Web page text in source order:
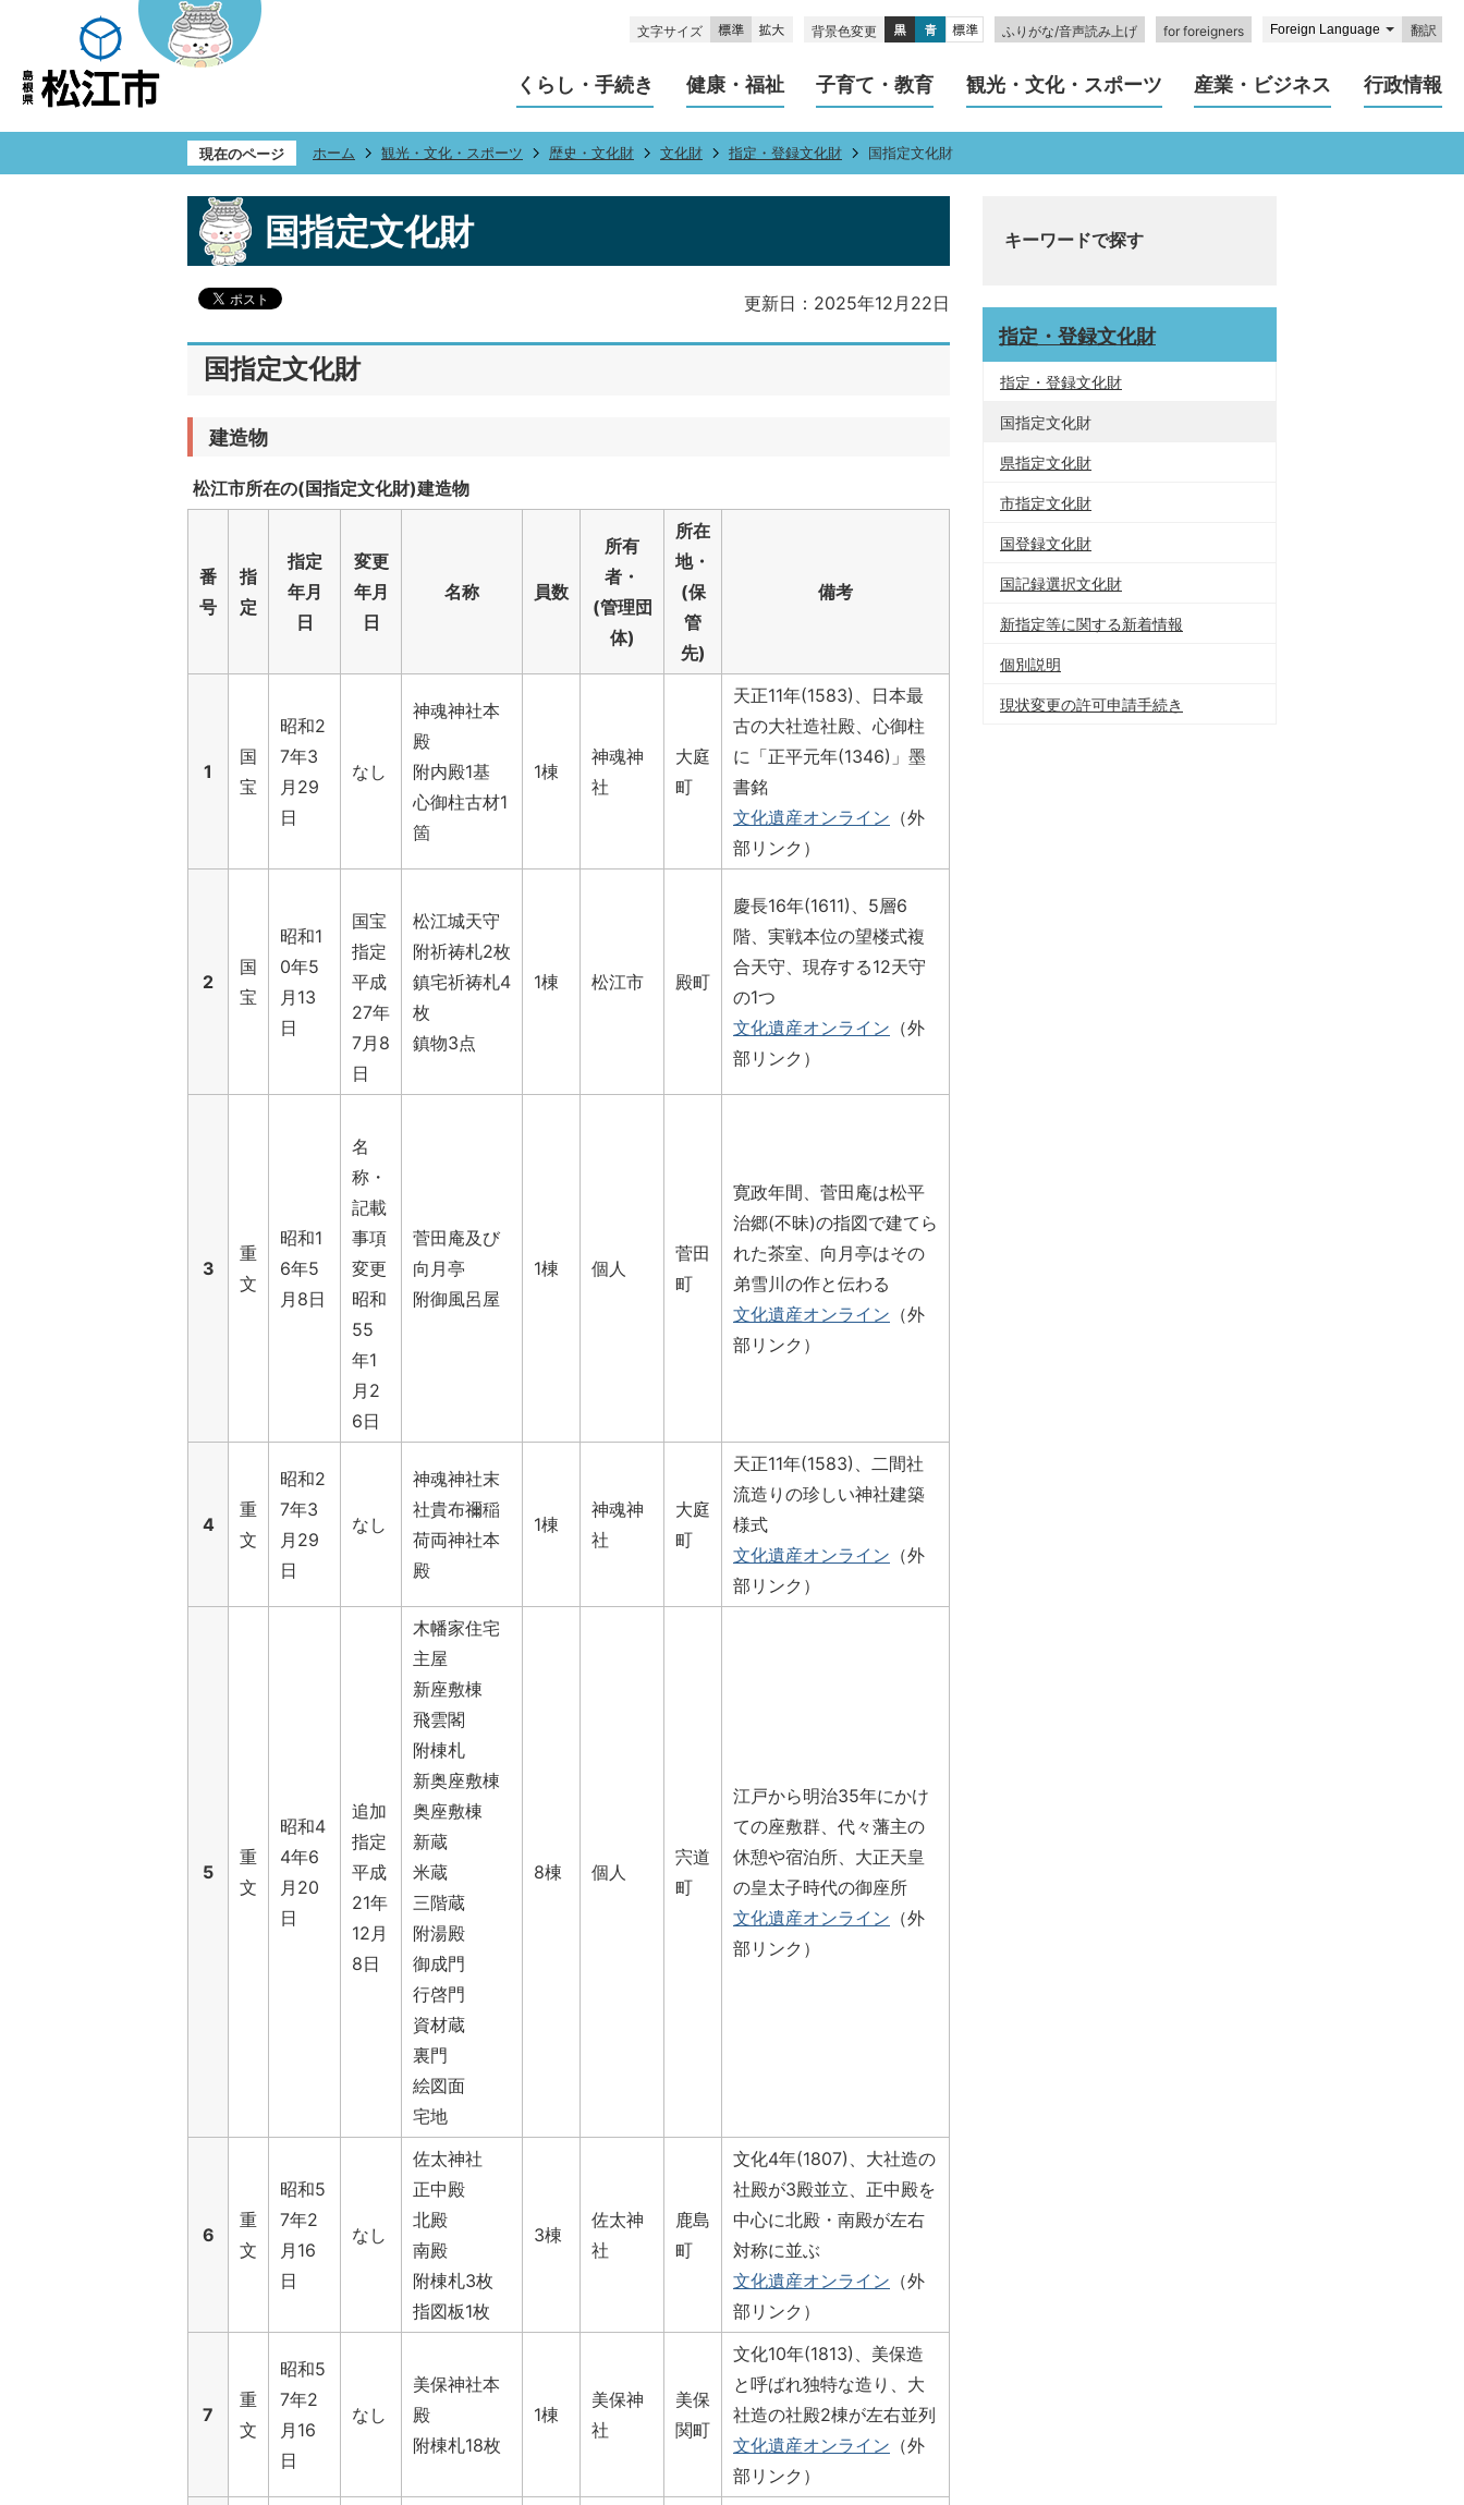
文字サイズ 背景色変更 ふりがな/音声読み上げ for foreigners 翻訳
くらし・手続き 健康・福祉 子育て・教育 観光・文化・スポーツ 産業・ビジネス 行政情報
現在のページ ホーム 観光・文化・スポーツ 歴史・文化財 文化財 指定・登録文化財 国指定文化財
国指定文化財
更新日：2025年12月22日
国指定文化財
建造物
松江市所在の(国指定文化財)建造物
番
号
指
定
指定
年月
日
変更
年月
日
名称 員数
所有
者・
(管理団
体)
所在
地・
(保
管
先)
備考
1
国
宝
昭和2
7年3
月29
日
なし
神魂神社本
殿
附内殿1基
心御柱古材1
箇
1棟
神魂神
社
大庭
町
天正11年(1583)、日本最
古の大社造社殿、心御柱
に「正平元年(1346)」墨
書銘
文化遺産オンライン （外
部リンク）
2
国
宝
昭和1
0年5
月13
日
国宝
指定
平成
27年
7月8
日
松江城天守
附祈祷札2枚
鎮宅祈祷札4
枚
鎮物3点
1棟 松江市 殿町
慶長16年(1611)、5層6
階、実戦本位の望楼式複
合天守、現存する12天守
の1つ
文化遺産オンライン （外
部リンク）
3
重
文
昭和1
6年5
月8日
名
称・
記載
事項
変更
昭和
55
年1
月2
6日
菅田庵及び
向月亭
附御風呂屋
1棟 個人
菅田
町
寛政年間、菅田庵は松平
治郷(不昧)の指図で建てら
れた茶室、向月亭はその
弟雪川の作と伝わる
文化遺産オンライン （外
部リンク）
4
重
文
昭和2
7年3
月29
日
なし
神魂神社末
社貴布禰稲
荷両神社本
殿
1棟
神魂神
社
大庭
町
天正11年(1583)、二間社
流造りの珍しい神社建築
様式
文化遺産オンライン （外
部リンク）
5
重
文
昭和4
4年6
月20
日
追加
指定
平成
21年
12月
8日
木幡家住宅
主屋
新座敷棟
飛雲閣
附棟札
新奥座敷棟
奥座敷棟
新蔵
米蔵
三階蔵
附湯殿
御成門
行啓門
資材蔵
裏門
絵図面
宅地
8棟 個人
宍道
町
江戸から明治35年にかけ
ての座敷群、代々藩主の
休憩や宿泊所、大正天皇
の皇太子時代の御座所
文化遺産オンライン （外
部リンク）
6
重
文
昭和5
7年2
月16
日
なし
佐太神社
正中殿
北殿
南殿
附棟札3枚
指図板1枚
3棟
佐太神
社
鹿島
町
文化4年(1807)、大社造の
社殿が3殿並立、正中殿を
中心に北殿・南殿が左右
対称に並ぶ
文化遺産オンライン （外
部リンク）
7
重
文
昭和5
7年2
月16
日
なし
美保神社本
殿
附棟札18枚
1棟
美保神
社
美保
関町
文化10年(1813)、美保造
と呼ばれ独特な造り、大
社造の社殿2棟が左右並列
文化遺産オンライン （外
部リンク）
キーワードで探す
指定・登録文化財
指定・登録文化財
国指定文化財
県指定文化財
市指定文化財
国登録文化財
国記録選択文化財
新指定等に関する新着情報
個別説明
現状変更の許可申請手続き